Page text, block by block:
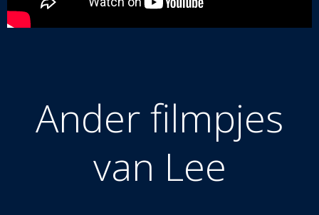
Ander filmpjes
van Lee